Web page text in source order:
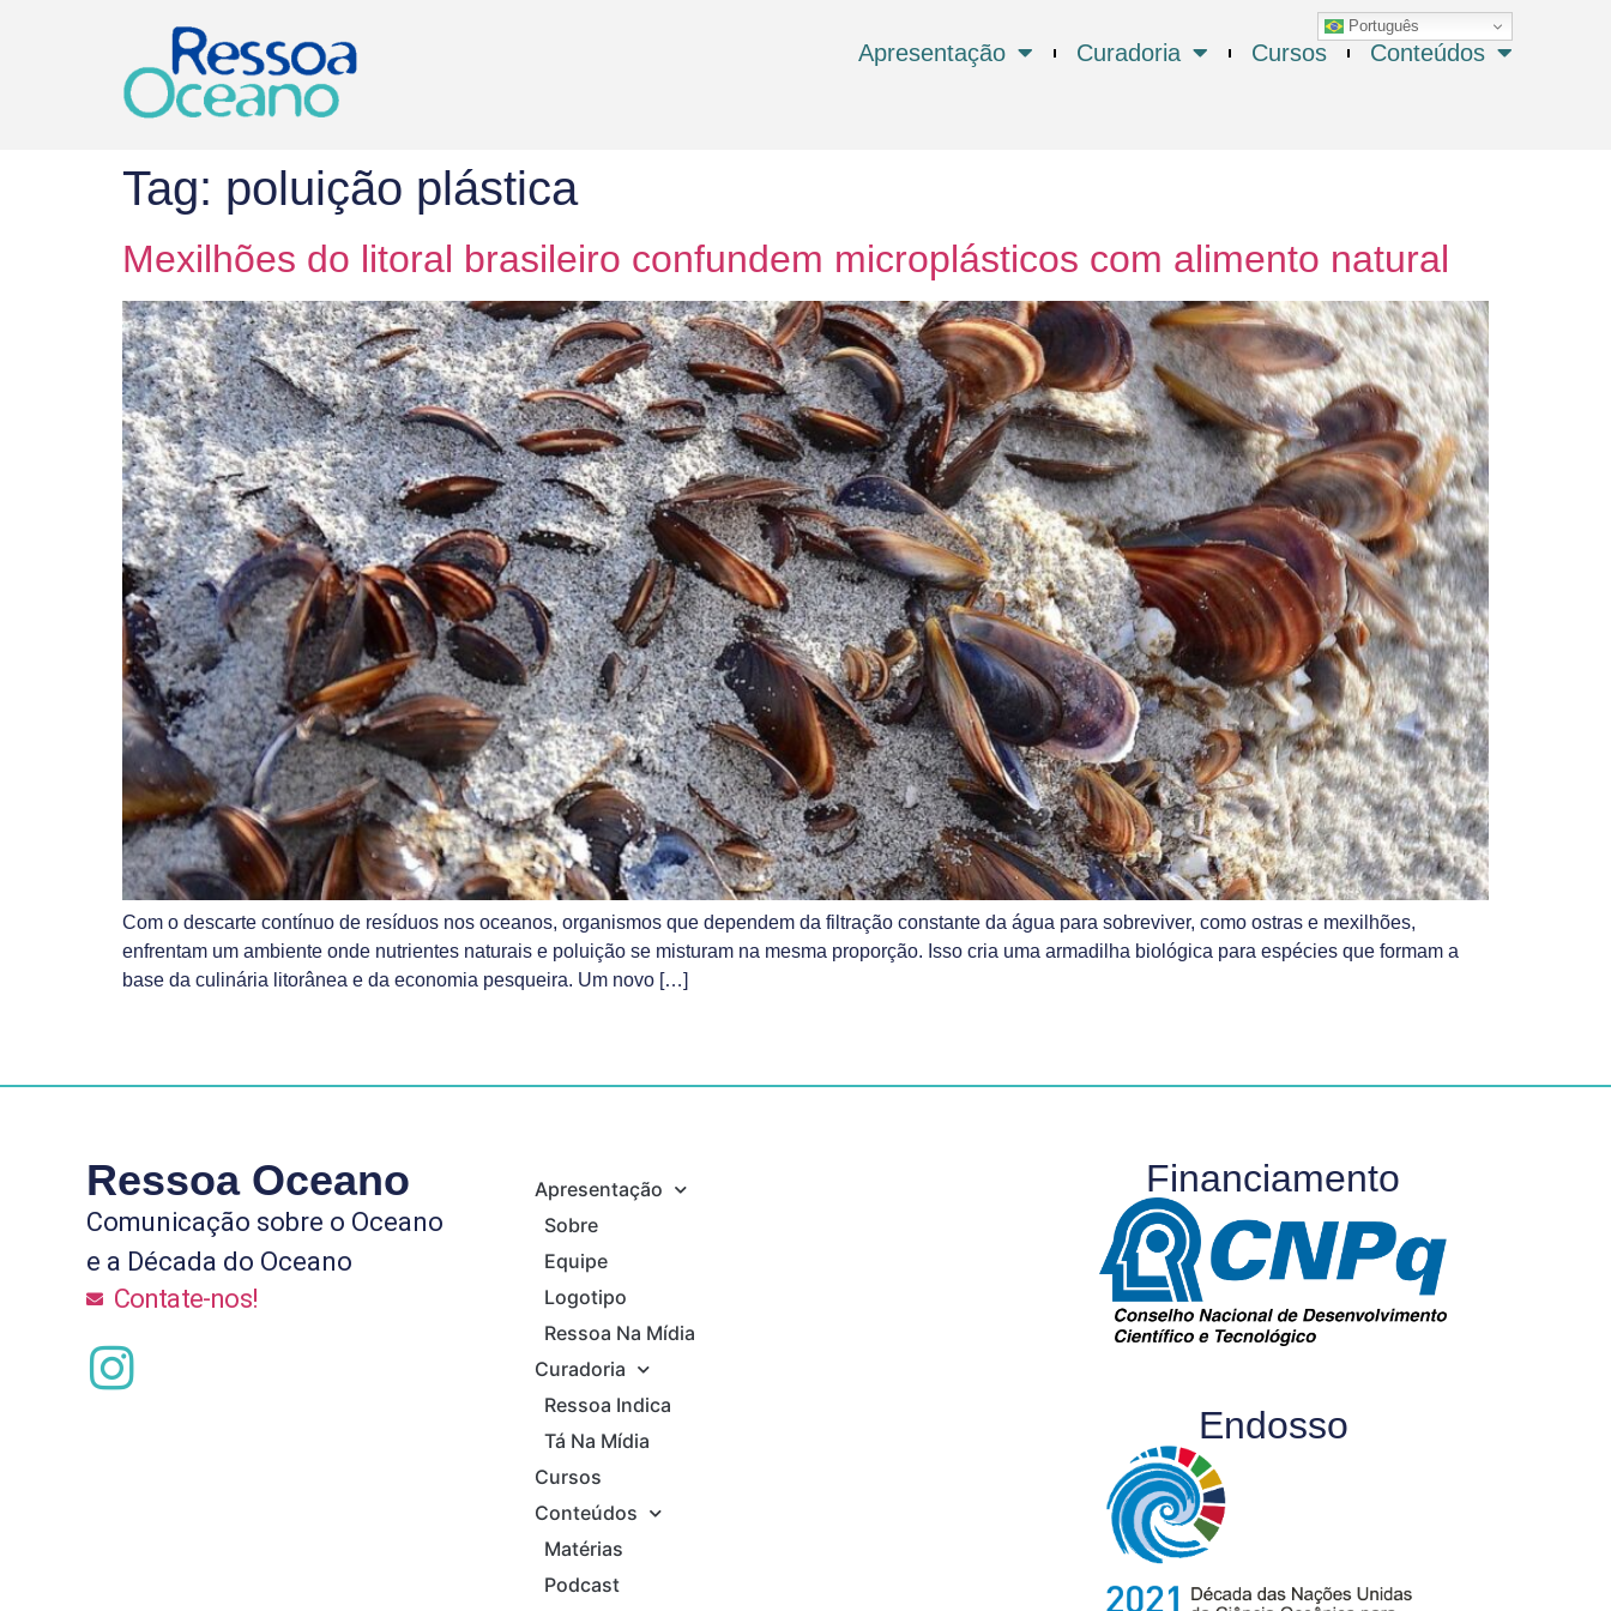
Português
Apresentação Curadoria Cursos Conteúdos
Tag: poluição plástica
Mexilhões do litoral brasileiro confundem microplásticos com alimento natural
Com o descarte contínuo de resíduos nos oceanos, organismos que dependem da filtração constante da água para sobreviver, como ostras e mexilhões,
enfrentam um ambiente onde nutrientes naturais e poluição se misturam na mesma proporção. Isso cria uma armadilha biológica para espécies que formam a
base da culinária litorânea e da economia pesqueira. Um novo […]
Ressoa Oceano
Comunicação sobre o Oceano
e a Década do Oceano
Contate-nos!
Apresentação
Sobre
Equipe
Logotipo
Ressoa Na Mídia
Curadoria
Ressoa Indica
Tá Na Mídia
Cursos
Conteúdos
Matérias
Podcast
Financiamento
Endosso